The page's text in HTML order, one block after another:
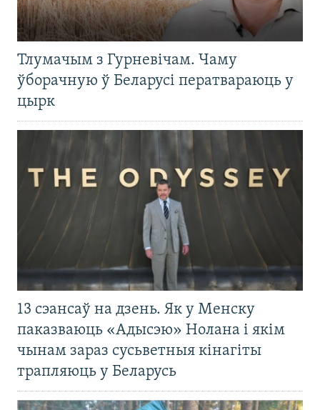
Тлумачым з Гурневічам. Чаму
ўборачную ў Беларусі ператвараюць у
цырк
13 сэансаў на дзень. Як у Менску
паказваюць «Адысэю» Нолана і якім
чынам зараз сусьветныя кінагіты
трапляюць у Беларусь